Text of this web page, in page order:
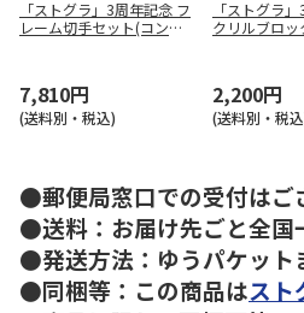
「ストグラ」3周年記念 フ
レーム切手セット(コンプ
7,810円
(送料別・税込)
「ストグラ
クリルブロッ
2,200円
(送料別・税
●郵便局窓口での受付はご
●送料：お届け先ごと全国
●発送方法：ゆうパケット
●同梱等：この商品はスト